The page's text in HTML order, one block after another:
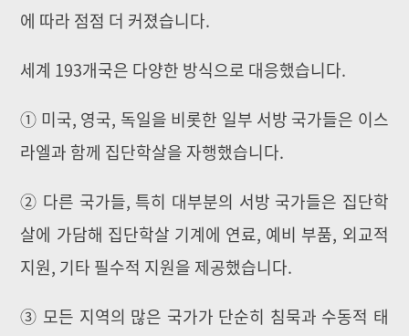
에 따라 점점 더 커졌습니다.
세계 193개국은 다양한 방식으로 대응했습니다.
① 미국, 영국, 독일을 비롯한 일부 서방 국가들은 이스
라엘과 함께 집단학살을 자행했습니다.
② 다른 국가들, 특히 대부분의 서방 국가들은 집단학
살에 가담해 집단학살 기계에 연료, 예비 부품, 외교적
지원, 기타 필수적 지원을 제공했습니다.
③ 모든 지역의 많은 국가가 단순히 침묵과 수동적 태